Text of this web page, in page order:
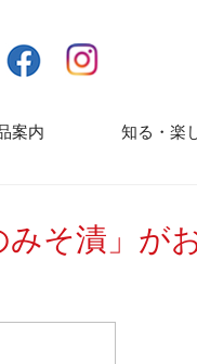
案内 知る・楽
そ漬」が